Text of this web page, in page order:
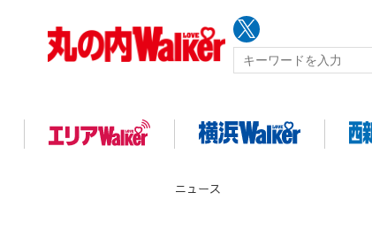
イベント